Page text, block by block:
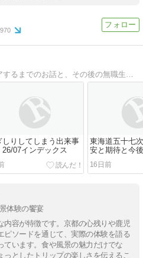
970
しりしてしまう出来事
26/07インデックス
東海道五十七
安と期待と今
16日前
体験の饗宴
容が特徴です。京都の心残りや鹿児
ピソードを通じて、実際の体験を語る
ています。食や風景の魅力だけでな
っとしたトリップの楽しさを伝えるこ